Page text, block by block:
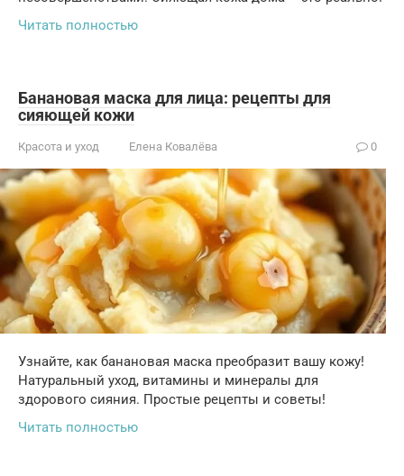
Читать полностью
Банановая маска для лица: рецепты для
сияющей кожи
Красота и уход Елена Ковалёва 0
Узнайте, как банановая маска преобразит вашу кожу!
Натуральный уход, витамины и минералы для
здорового сияния. Простые рецепты и советы!
Читать полностью